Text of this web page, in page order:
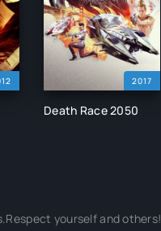
2017
Death Race 2050
yourself and others!